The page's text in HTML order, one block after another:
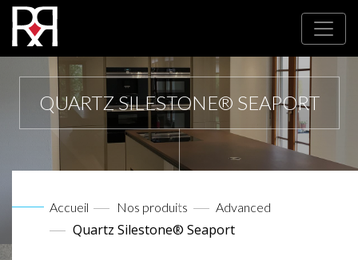
QUARTZ SILESTONE® SEAPORT
Accueil Nos produits Advanced
Quartz Silestone® Seaport